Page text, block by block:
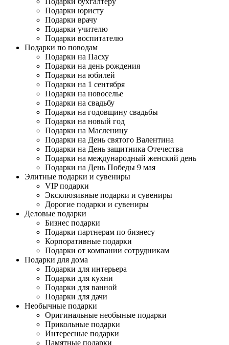
Подарки юристу
Подарки врачу
Подарки учителю
Подарки воспитателю
Подарки по поводам
Подарки на Пасху
Подарки на день рождения
Подарки на юбилей
Подарки на 1 сентября
Подарки на новоселье
Подарки на свадьбу
Подарки на годовщину свадьбы
Подарки на новый год
Подарки на Масленицу
Подарки на День святого Валентина
Подарки на День защитника Отечества
Подарки на международный женский день
Подарки на День Победы 9 мая
Элитные подарки и сувениры
VIP подарки
Эксклюзивные подарки и сувениры
Дорогие подарки и сувениры
Деловые подарки
Бизнес подарки
Подарки партнерам по бизнесу
Корпоративные подарки
Подарки от компании сотрудникам
Подарки для дома
Подарки для интерьера
Подарки для кухни
Подарки для ванной
Подарки для дачи
Необычные подарки
Оригинальные необыные подарки
Прикольные подарки
Интересные подарки
Памятные подарки